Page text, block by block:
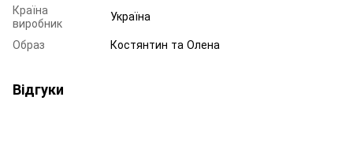
Країна
виробник
Україна
Образ
Костянтин та Олена
Відгуки